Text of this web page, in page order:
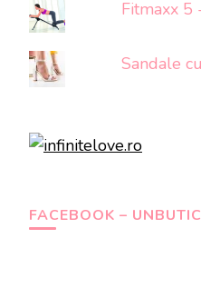
Fitmaxx 5
Sandale
FACEBOOK – UNBUTIC